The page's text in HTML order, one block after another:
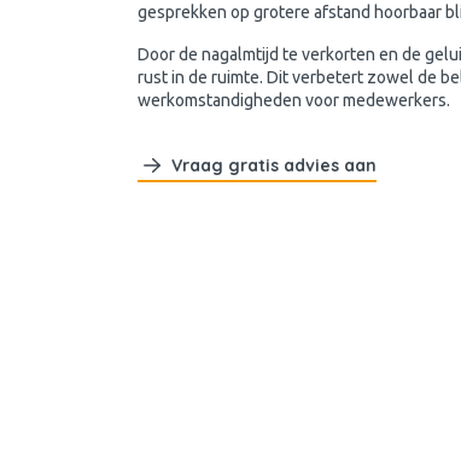
gesprekken op grotere afstand hoorbaar
Door de nagalmtijd te verkorten en de
rust in de ruimte. Dit verbetert zowel de
werkomstandigheden voor medewerkers.
Vraag gratis advies aan